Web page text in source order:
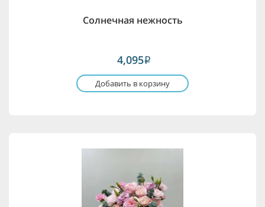
Солнечная нежность
4,095i
Добавить в корзину